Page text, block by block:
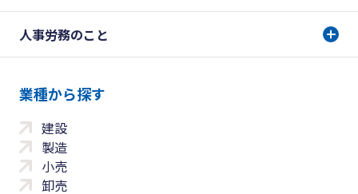
人事労務のこと
業種から探す
建設
製造
小売
卸売